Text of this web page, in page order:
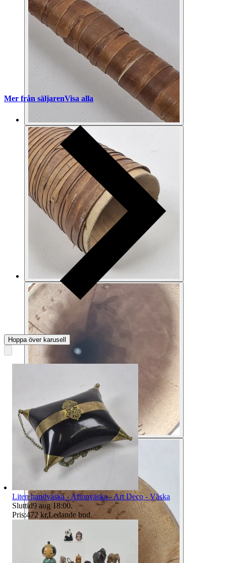
Mer från säljarenVisa alla
Hoppa över karusell
Liten handväska - Aftonväska - Art Deco - Väska
Sluttid9 aug 18:00.
Pris:472 kr,Ledande bud.